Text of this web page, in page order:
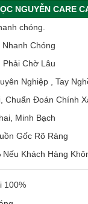
NGUYỄN CARE
chóng.
Chóng
Phải Chờ Lâu
Nghiệp , Tay
Chuẩn Đoán Chính
Minh Bạch
Gốc Rõ Ràng
Nếu Khách Hàng
100%